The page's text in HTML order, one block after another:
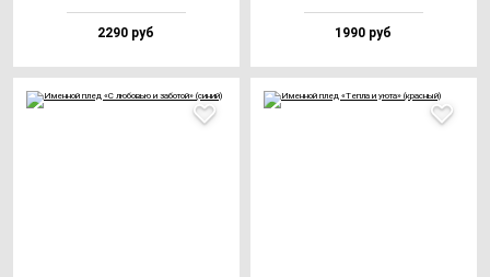
2290 руб 1990 руб